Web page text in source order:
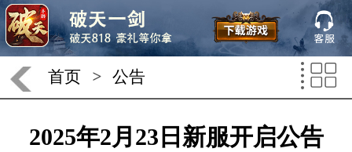
首页 > 公告
2025年2月23日新服开启公告